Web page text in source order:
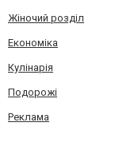
Жіночий розділ
Економіка
Кулінарія
Подорожі
Реклама